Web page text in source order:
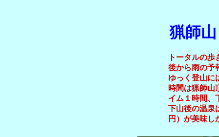
猟師
トータルの
後から雨の予
ゆっく登山に
時間は猟師山
イム１時間、
下山後の温泉
円）が美味し